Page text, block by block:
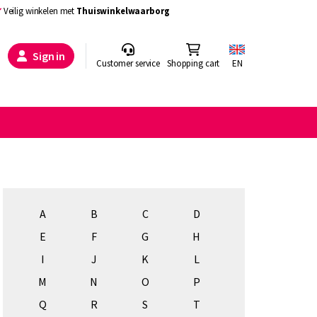
Veilig winkelen met Thuiswinkelwaarborg
Sign in Customer service Shopping cart EN
A B C
D
E
F G
H
I
J K
L
M
N O
P
Q
R S
T